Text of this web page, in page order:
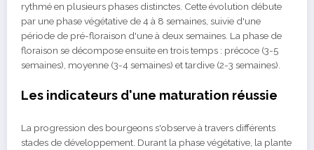
rythmé en plusieurs phases distinctes. Cette évolution débute
par une phase végétative de 4 à 8 semaines, suivie d'une
période de pré-floraison d'une à deux semaines. La phase de
floraison se décompose ensuite en trois temps : précoce (3-5
semaines), moyenne (3-4 semaines) et tardive (2-3 semaines).
Les indicateurs d'une maturation réussie
La progression des bourgeons s'observe à travers différents
stades de développement. Durant la phase végétative, la plante